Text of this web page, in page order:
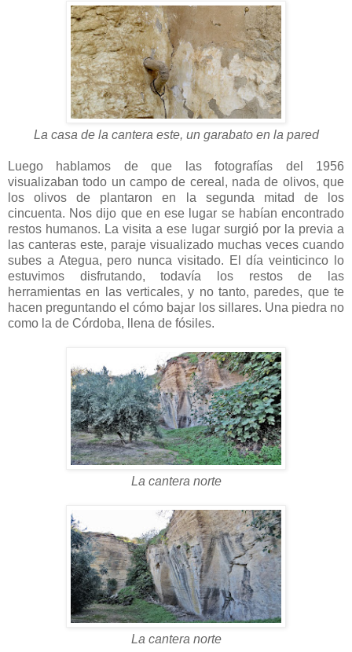
La casa de la cantera este, un garabato en la pared
Luego hablamos de que las fotografías del 1956
visualizaban todo un campo de cereal, nada de olivos, que
los olivos de plantaron en la segunda mitad de los
cincuenta. Nos dijo que en ese lugar se habían encontrado
restos humanos. La visita a ese lugar surgió por la previa a
las canteras este, paraje visualizado muchas veces cuando
subes a Ategua, pero nunca visitado. El día veinticinco lo
estuvimos disfrutando, todavía los restos de las
herramientas en las verticales, y no tanto, paredes, que te
hacen preguntando el cómo bajar los sillares. Una piedra no
como la de Córdoba, llena de fósiles.
La cantera norte
La cantera norte